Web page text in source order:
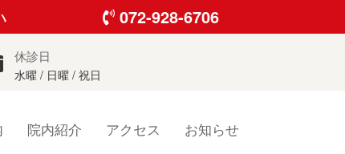
072-928-6706
休診日
水曜 / 日曜 / 祝日
院内紹介 アクセス お知らせ